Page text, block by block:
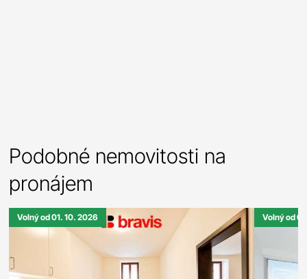
Podobné nemovitosti na
pronájem
Volný od 01. 10. 2026 Volný od